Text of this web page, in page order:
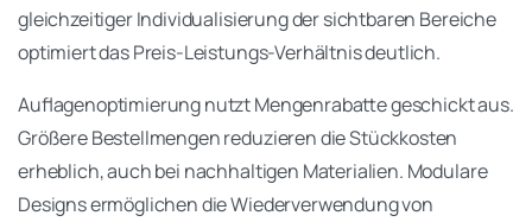
gleichzeitiger Individualisierung der sichtbaren Bereiche
optimiert das Preis-Leistungs-Verhältnis deutlich.
Auflagenoptimierung nutzt Mengenrabatte geschickt aus.
Größere Bestellmengen reduzieren die Stückkosten
erheblich, auch bei nachhaltigen Materialien. Modulare
Designs ermöglichen die Wiederverwendung von